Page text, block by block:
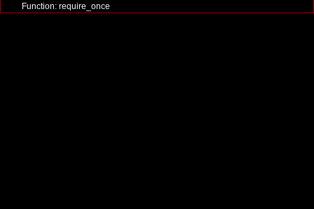
Function: require_once